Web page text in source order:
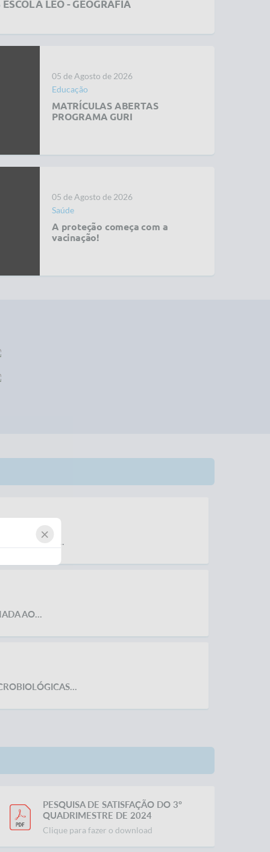
LÉO - GEOGRAFIA
05 de Agosto de 2026
Educação
MATRÍCULAS ABERTAS
PROGRAMA GURI
05 de Agosto de 2026
Saúde
A proteção começa com a
vacinação!
DE FORMA...
AO...
PESQUISA DE SATISFAÇÃO DO 3º
QUADRIMESTRE DE 2024
Clique para fazer o download